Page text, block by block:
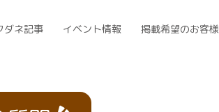
ダネ記事 イベント情報 掲載希望のお客様